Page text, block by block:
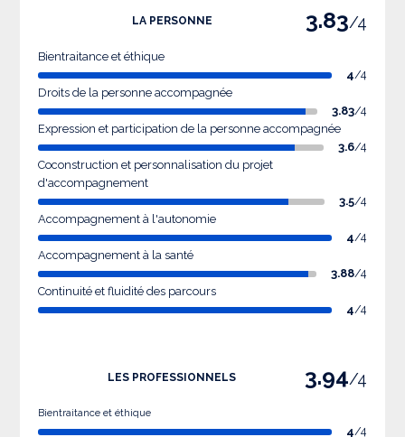
LA PERSONNE 3.83/4
Bientraitance et éthique
4/4
Droits de la personne accompagnée
3.83/4
Expression et participation de la personne accompagnée
3.6/4
Coconstruction et personnalisation du projet
d'accompagnement
3.5/4
Accompagnement à l'autonomie
4/4
Accompagnement à la santé
3.88/4
Continuité et fluidité des parcours
4/4
LES PROFESSIONNELS 3.94/4
Bientraitance et éthique
4/4